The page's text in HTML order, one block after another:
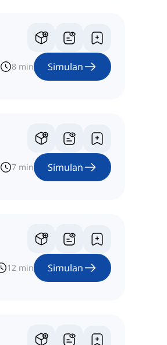
8 min Simulan
7 min Simulan
12 min Simulan